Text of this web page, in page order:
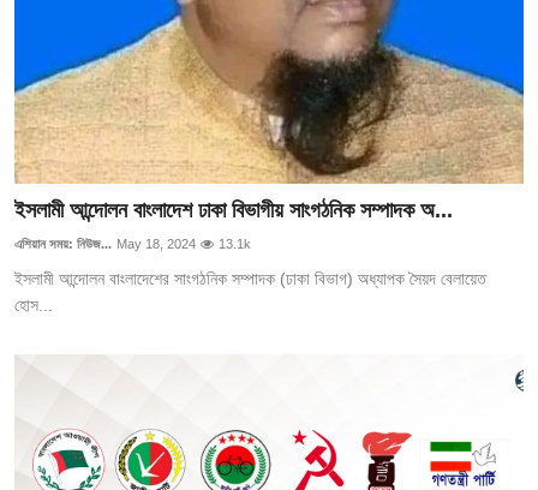
ইসলামী আন্দোলন বাংলাদেশ ঢাকা বিভাগীয় সাংগঠনিক সম্পাদক অ...
এশিয়ান সময়: নিউজ... May 18, 2024 13.1k
ইসলামী আন্দোলন বাংলাদেশের সাংগঠনিক সম্পাদক (ঢাকা বিভাগ) অধ্যাপক সৈয়দ বেলায়েত
হোস...